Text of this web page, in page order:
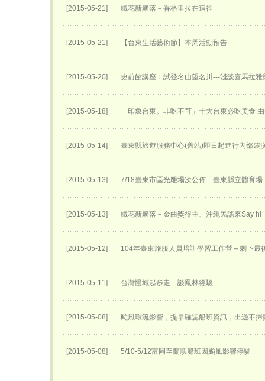
[2015-05-21] 鐵花新聚落－香格里拉在這裡
[2015-05-21] 【台東生活藝術節】本周活動預告
[2015-05-20] 史前館講座：試登名山望名川---淺談喜馬拉雅
[2015-05-18] 「印象台東。非吃不可」十大台東必吃美食
[2015-05-14] 臺東縣旅遊服務中心(舊站)即日起進行內部裝
[2015-05-13] 7/18臺東市區光雕場次公佈－臺東縣立體育場
[2015-05-13] 鐵花新聚落－金曲獎得主、沖繩民謠來Say hi
[2015-05-12] 104年臺東旅服人員培訓學習工作營～剩下最
[2015-05-11] 台灣慢城起步走－談鳳林經驗
[2015-05-08] 颱風環流影響，提早確認船班資訊，出遊不掃
[2015-05-08] 5/10-5/12富岡至蘭嶼船班因颱風影響停駛